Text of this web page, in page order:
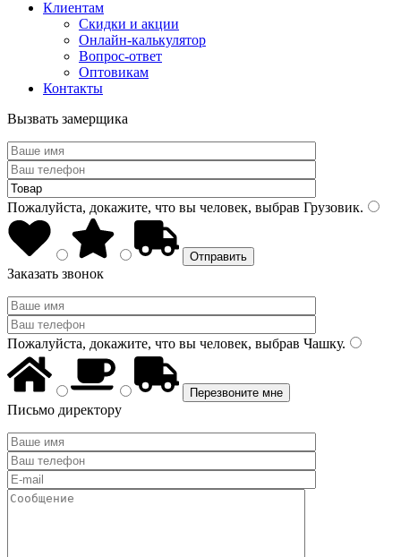
Клиентам
Скидки и акции
Онлайн-калькулятор
Вопрос-ответ
Оптовикам
Контакты
Вызвать замерщика
Пожалуйста, докажите, что вы человек, выбрав Грузовик.
Заказать звонок
Пожалуйста, докажите, что вы человек, выбрав Чашку.
Письмо директору